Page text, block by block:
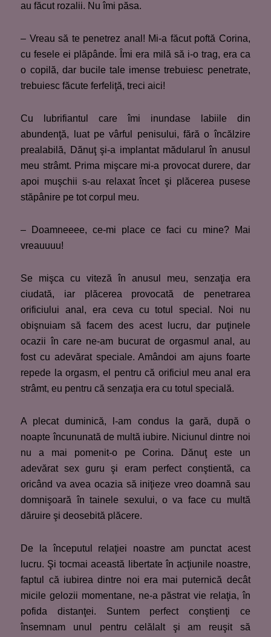
au făcut rozalii. Nu îmi păsa.
– Vreau să te penetrez anal! Mi-a făcut poftă Corina,
cu fesele ei plăpânde. Îmi era milă să i-o trag, era ca
o copilă, dar bucile tale imense trebuiesc penetrate,
trebuiesc făcute ferfeliţă, treci aici!
Cu lubrifiantul care îmi inundase labiile din
abundenţă, luat pe vârful penisului, fără o încălzire
prealabilă, Dănuţ şi-a implantat mădularul în anusul
meu strâmt. Prima mişcare mi-a provocat durere, dar
apoi muşchii s-au relaxat încet şi plăcerea pusese
stăpânire pe tot corpul meu.
– Doamneeee, ce-mi place ce faci cu mine? Mai
vreauuuu!
Se mişca cu viteză în anusul meu, senzaţia era
ciudată, iar plăcerea provocată de penetrarea
orificiului anal, era ceva cu totul special. Noi nu
obişnuiam să facem des acest lucru, dar puţinele
ocazii în care ne-am bucurat de orgasmul anal, au
fost cu adevărat speciale. Amândoi am ajuns foarte
repede la orgasm, el pentru că orificiul meu anal era
strâmt, eu pentru că senzaţia era cu totul specială.
A plecat duminică, l-am condus la gară, după o
noapte încununată de multă iubire. Niciunul dintre noi
nu a mai pomenit-o pe Corina. Dănuţ este un
adevărat sex guru şi eram perfect conştientă, ca
oricând va avea ocazia să iniţieze vreo doamnă sau
domnişoară în tainele sexului, o va face cu multă
dăruire şi deosebită plăcere.
De la începutul relaţiei noastre am punctat acest
lucru. Şi tocmai această libertate în acţiunile noastre,
faptul că iubirea dintre noi era mai puternică decât
micile gelozii momentane, ne-a păstrat vie relaţia, în
pofida distanţei. Suntem perfect conştienţi ce
însemnam unul pentru celălalt şi am reuşit să